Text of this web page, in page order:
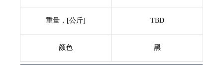
重量，[公斤] TBD
颜色 黑